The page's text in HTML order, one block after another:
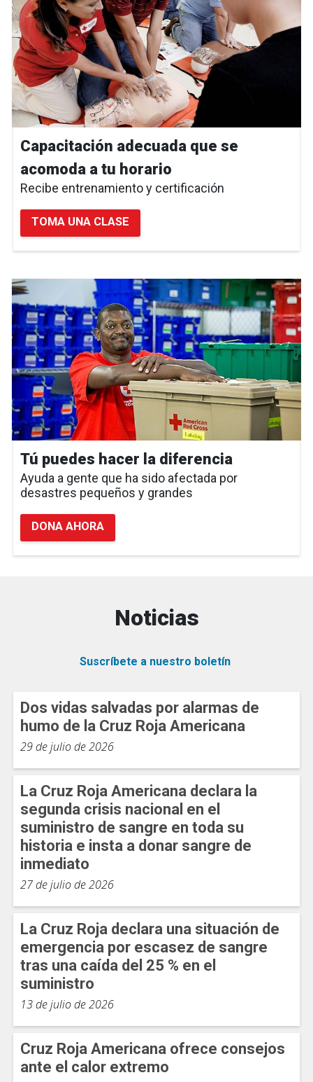
Capacitación adecuada que se
acomoda a tu horario
Recibe entrenamiento y certificación
TOMA UNA CLASE
Tú puedes hacer la diferencia
Ayuda a gente que ha sido afectada por
desastres pequeños y grandes
DONA AHORA
Noticias
Suscríbete a nuestro boletín
Dos vidas salvadas por alarmas de
humo de la Cruz Roja Americana
29 de julio de 2026
La Cruz Roja Americana declara la
segunda crisis nacional en el
suministro de sangre en toda su
historia e insta a donar sangre de
inmediato
27 de julio de 2026
La Cruz Roja declara una situación de
emergencia por escasez de sangre
tras una caída del 25 % en el
suministro
13 de julio de 2026
Cruz Roja Americana ofrece consejos
ante el calor extremo